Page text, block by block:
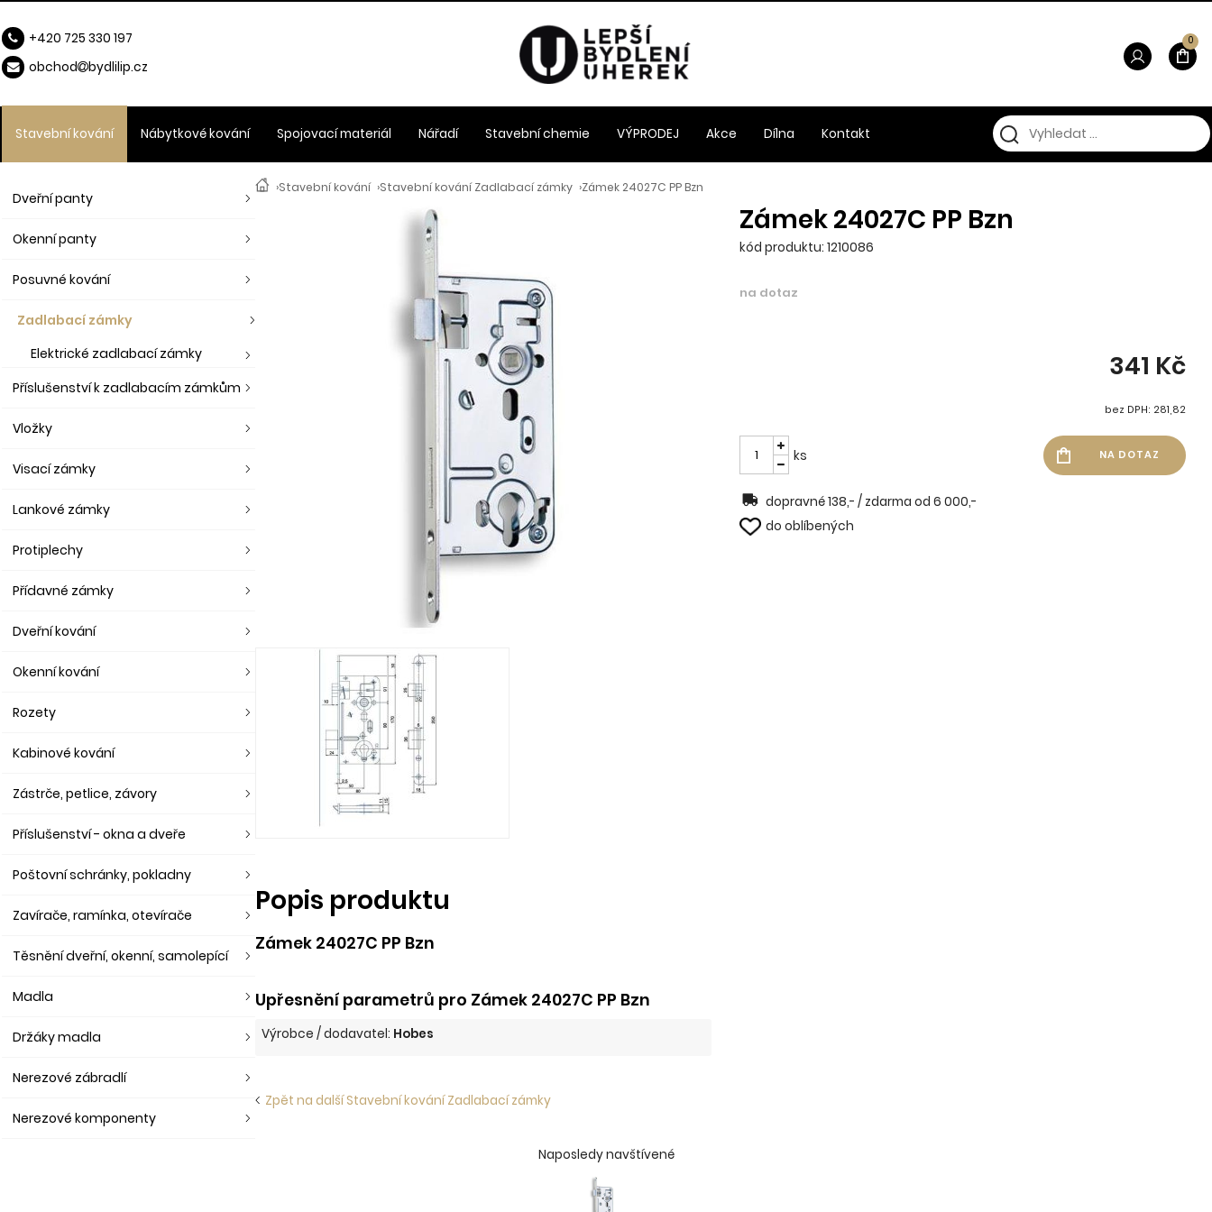
›Stavební kování ›Stavební kování Zadlabací zámky ›Zámek 24027C PP Bzn
Zámek 24027C PP Bzn
kód produktu: 1210086
na dotaz
341 Kč
bez DPH: 281,82
ks
dopravné 138,- / zdarma od 6 000,-
do oblíbených
Popis produktu
Zámek 24027C PP Bzn
Upřesnění parametrů pro Zámek 24027C PP Bzn
Výrobce / dodavatel: Hobes
Zpět na další Stavební kování Zadlabací zámky
Dveřní panty
Okenní panty
Posuvné kování
Zadlabací zámky
Elektrické zadlabací zámky
Příslušenství k zadlabacím zámkům
Vložky
Visací zámky
Lankové zámky
Protiplechy
Přídavné zámky
Dveřní kování
Okenní kování
Rozety
Kabinové kování
Zástrče, petlice, závory
Příslušenství - okna a dveře
Poštovní schránky, pokladny
Zavírače, ramínka, otevírače
Těsnění dveřní, okenní, samolepící
Madla
Držáky madla
Nerezové zábradlí
Nerezové komponenty
Stavební kování Nábytkové kování Spojovací materiál Nářadí Stavební chemie VÝPRODEJ Akce Dílna Kontakt
0
+420 725 330 197
obchod
bydlilip.cz
Naposledy navštívené